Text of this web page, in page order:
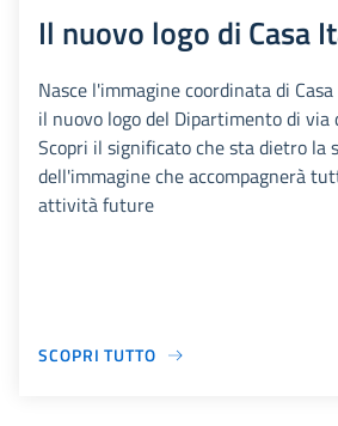
Il nuovo logo di Casa
Nasce l'immagine coordinata di
il nuovo logo del Dipartimento di via
Scopri il significato che sta dietro la
dell'immagine che accompagnerà
attività future
SCOPRI TUTTO